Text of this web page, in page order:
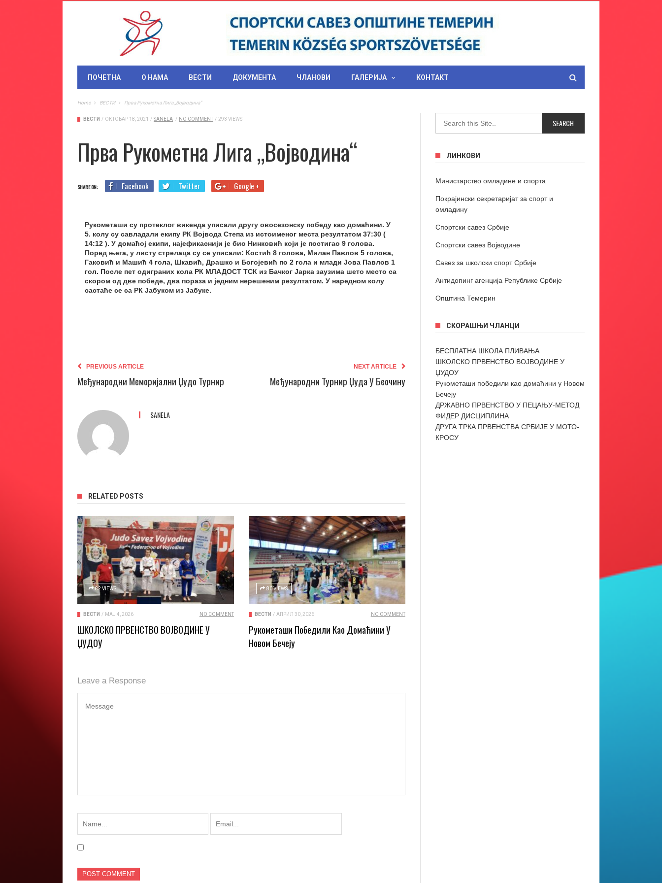
ПОЧЕТНА О НАМА ВЕСТИ ДОКУМЕНТА ЧЛАНОВИ ГАЛЕРИЈА КОНТАКТ
Home ВЕСТИ Прва Рукометна Лига „Војводина“
ВЕСТИ / ОКТОБАР 18, 2021 / SANELA / NO COMMENT / 293 VIEWS
Прва Рукометна Лига „Војводина“
SHARE ON: Facebook Twitter Google +
Рукометаши су протеклог викенда уписали другу овосезонску победу као домаћини. У
5. колу су савладали екипу РК Војвода Степа из истоименог места резултатом 37:30 (
14:12 ). У домаћој екипи, најефикаснији је био Нинковић који је постигао 9 голова.
Поред њега, у листу стрелаца су се уписали: Костић 8 голова, Милан Павлов 5 голова,
Гаковић и Машић 4 гола, Шкавић, Драшко и Богојевић по 2 гола и млади Јова Павлов 1
гол. После пет одиграних кола РК МЛАДОСТ ТСК из Бачког Јарка заузима шето место са
скором од две победе, два пораза и једним нерешеним резултатом. У наредном колу
састаће се са РК Јабуком из Јабуке.
PREVIOUS ARTICLE
Међународни Меморијални Џудо Турнир
NEXT ARTICLE
Међународни Турнир Џуда У Беочину
SANELA
RELATED POSTS
82 VIEWS
ВЕСТИ / МАЈ 4, 2026 NO COMMENT
ШКОЛСКО ПРВЕНСТВО ВОЈВОДИНЕ У
ЏУДОУ
80 VIEWS
ВЕСТИ / АПРИЛ 30, 2026 NO COMMENT
Рукометаши Победили Као Домаћини У
Новом Бечеју
Leave a Response
ЛИНКОВИ
Министарство омладине и спорта
Покрајински секретаријат за спорт и
омладину
Спортски савез Србије
Спортски савез Војводине
Савез за школски спорт Србије
Антидопинг агенција Републике Србије
Општина Темерин
СКОРАШЊИ ЧЛАНЦИ
БЕСПЛАТНА ШКОЛА ПЛИВАЊА
ШКОЛСКО ПРВЕНСТВО ВОЈВОДИНЕ У
ЏУДОУ
Рукометаши победили као домаћини у Новом
Бечеју
ДРЖАВНО ПРВЕНСТВО У ПЕЦАЊУ-МЕТОД
ФИДЕР ДИСЦИПЛИНА
ДРУГА ТРКА ПРВЕНСТВА СРБИЈЕ У МОТО-
КРОСУ